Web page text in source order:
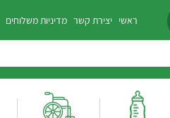
ראשי יצירת קשר מדיניות משלוחים